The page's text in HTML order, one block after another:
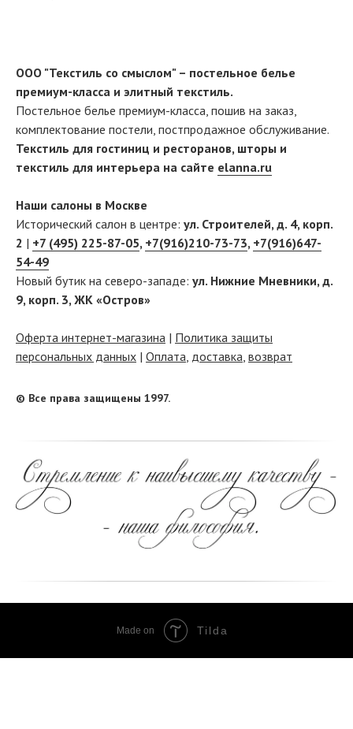
ООО "Текстиль со смыслом" – постельное белье
премиум-класса и элитный текстиль.
Постельное белье премиум-класса, пошив на заказ,
комплектование постели, постпродажное обслуживание.
Текстиль для гостиниц и ресторанов, шторы и
текстиль для интерьера на сайте elanna.ru
Наши салоны в Москве
Исторический салон в центре: ул. Строителей, д. 4, корп.
2 | +7 (495) 225-87-05, +7(916)210-73-73, +7(916)647-
54-49
Новый бутик на северо-западе: ул. Нижние Мневники, д.
9, корп. 3, ЖК «Остров»
Оферта интернет-магазина | Политика защиты
персональных данных | Оплата доставка возврат
© Все права защищены 1997.
Made on Tilda